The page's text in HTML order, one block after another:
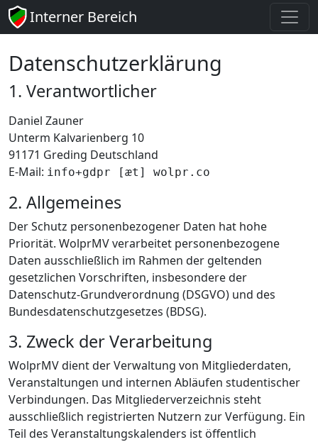
Interner Bereich
Datenschutzerklärung
1. Verantwortlicher
Daniel Zauner
Unterm Kalvarienberg 10
91171 Greding Deutschland
E-Mail: info+gdpr [æt] wolpr.co
2. Allgemeines
Der Schutz personenbezogener Daten hat hohe
Priorität. WolprMV verarbeitet personenbezogene
Daten ausschließlich im Rahmen der geltenden
gesetzlichen Vorschriften, insbesondere der
Datenschutz-Grundverordnung (DSGVO) und des
Bundesdatenschutzgesetzes (BDSG).
3. Zweck der Verarbeitung
WolprMV dient der Verwaltung von Mitgliederdaten,
Veranstaltungen und internen Abläufen studentischer
Verbindungen. Das Mitgliederverzeichnis steht
ausschließlich registrierten Nutzern zur Verfügung. Ein
Teil des Veranstaltungskalenders ist öffentlich